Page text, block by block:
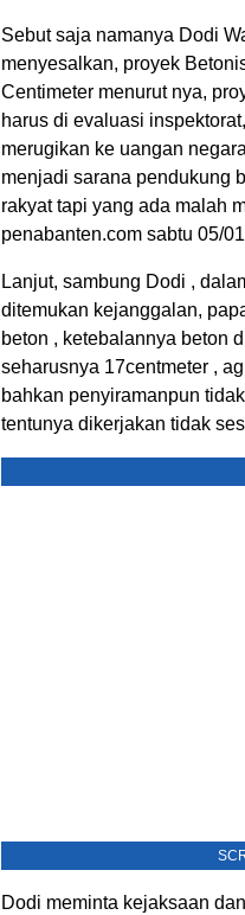
Sebut saja namanya Dodi
menyesalkan, proyek
Centimeter menurut nya,
harus di evaluasi
merugikan ke uangan
menjadi sarana pendukung
rakyat tapi yang ada malah
penabanten.com sabtu 05/
Lanjut, sambung Dodi ,
ditemukan kejanggalan,
beton , ketebalannya beton
seharusnya 17centmeter ,
bahkan penyiramanpun
tentunya dikerjakan tidak
Dodi meminta kejaksaan